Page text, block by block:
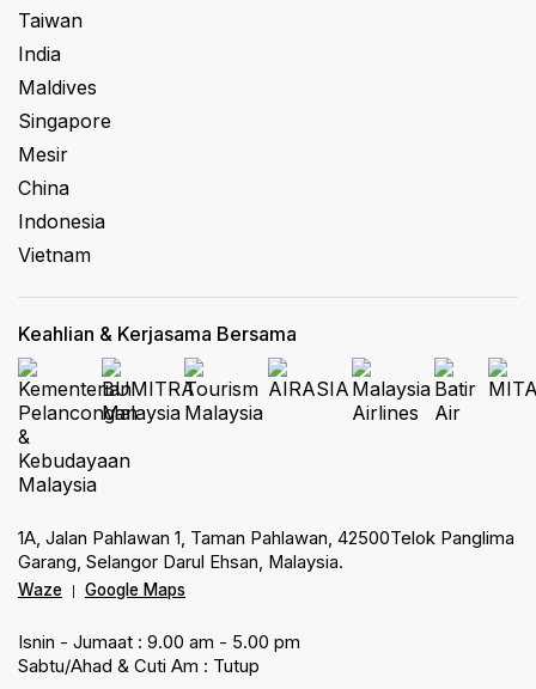
Taiwan
India
Maldives
Singapore
Mesir
China
Indonesia
Vietnam
Keahlian & Kerjasama Bersama
1A, Jalan Pahlawan 1, Taman Pahlawan, 42500Telok Panglima
Garang, Selangor Darul Ehsan, Malaysia.
Waze Google Maps
Isnin - Jumaat : 9.00 am - 5.00 pm
Sabtu/Ahad & Cuti Am : Tutup